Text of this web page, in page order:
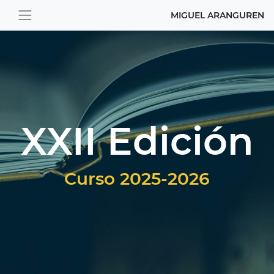
MIGUEL ARANGUREN
XXII Edición
Curso 2025-2026